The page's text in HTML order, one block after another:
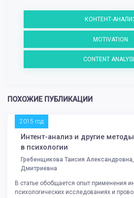
КОНТЕНТ-
MOTIVATION
CONTENT
ПОХОЖИЕ ПУБЛИКАЦИИ
2015 год
Интент-анализ и другие
в психологии
Гребенщикова Таисия
Дмитриевна
В статье обобщается опыт применения
психологических исследованиях и